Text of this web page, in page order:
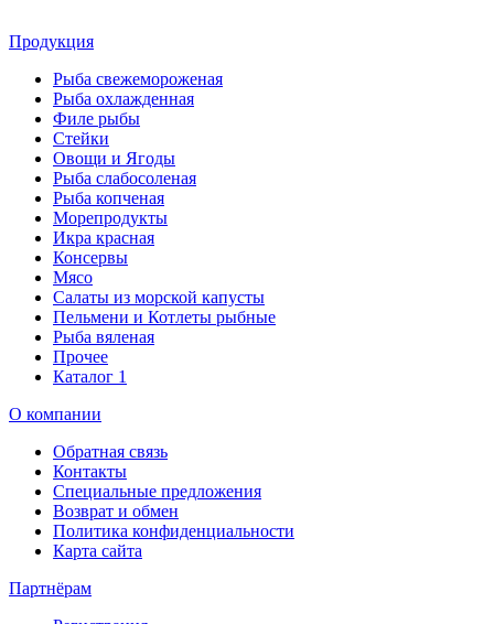
Продукция
Рыба свежемороженая
Рыба охлажденная
Филе рыбы
Стейки
Овощи и Ягоды
Рыба слабосоленая
Рыба копченая
Морепродукты
Икра красная
Консервы
Мясо
Салаты из морской капусты
Пельмени и Котлеты рыбные
Рыба вяленая
Прочее
Каталог 1
О компании
Обратная связь
Контакты
Специальные предложения
Возврат и обмен
Политика конфиденциальности
Карта сайта
Партнёрам